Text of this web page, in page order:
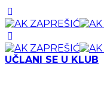
UČLANI SE U KLUB